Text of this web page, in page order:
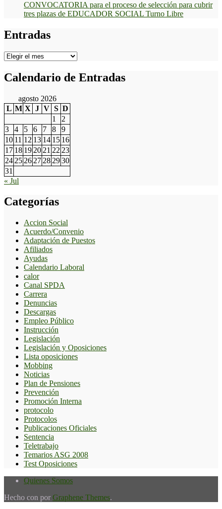
CONVOCATORIA para el proceso de selección para cubrir
tres plazas de EDUCADOR SOCIAL Turno Libre
Entradas
Entradas
Calendario de Entradas
agosto 2026
L M X J V S D
1
2
3
4 5 6 7 8
9
10 11 12 13 14 15 16
17 18 19 20 21 22 23
24 25 26 27 28 2930
31
« Jul
Categorías
Accion Social
Acuerdo/Convenio
Adaptación de Puestos
Afiliados
Ayudas
Calendario Laboral
calor
Canal SPDA
Carrera
Denuncias
Descargas
Empleo Público
Instrucción
Legislación
Legislación y Oposiciones
Lista oposiciones
Mobbing
Noticias
Plan de Pensiones
Prevención
Promoción Interna
protocolo
Protocolos
Publicaciones Oficiales
Sentencia
Teletrabajo
Temarios ASG 2008
Test Oposiciones
Quienes Somos
Hecho con por Graphene Themes.